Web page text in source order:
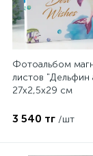
Фотоальбом
листов "Дельфин
27х2,5х29 см
3 540 тг /шт